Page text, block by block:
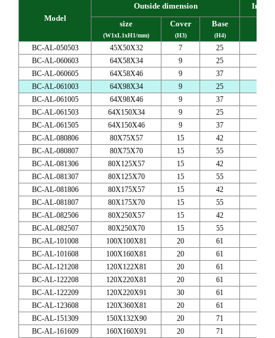
Model
Outside dimension
Inside
size
(W1xL1xH1/mm)
Cover
(H3)
Base
(H4)
BC-AL-050503 45X50X32 7 25
BC-AL-060603
64X58X34 9 25
BC-AL-060605
64X58X46 9 37
BC-AL-061003
64X98X34 9 25
BC-AL-061005
64X98X46 9 37
BC-AL-061503
64X150X34 9 25
BC-AL-061505
64X150X46 9 37
BC-AL-080806
80X75X57 15 42
BC-AL-080807
80X75X70 15 55
BC-AL-081306
80X125X57 15 42
BC-AL-081307
80X125X70 15 55
BC-AL-081806
80X175X57 15 42
BC-AL-081807
80X175X70 15 55
BC-AL-082506
80X250X57 15 42
BC-AL-082507
80X250X70 15 55
BC-AL-101008
100X100X81 20 61
BC-AL-101608
100X160X81 20 61
BC-AL-121208
120X122X81 20 61
BC-AL-122208
120X220X81 20 61
BC-AL-122209
120X220X91 30 61
BC-AL-123608
120X360X81 20 61
BC-AL-151309
150X132X90 20 71
BC-AL-161609
160X160X91 20 71